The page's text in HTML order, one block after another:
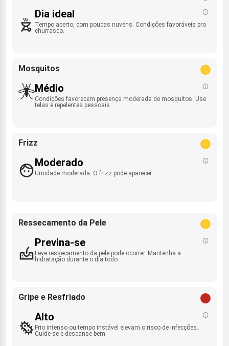
Dia ideal
Tempo aberto, com poucas nuvens. Condições favoráveis pro
churrasco.
Mosquitos
Médio
Condições favorecem presença moderada de mosquitos. Use
telas e repelentes pessoais.
Frizz
Moderado
Umidade moderada. O frizz pode aparecer.
Ressecamento da Pele
Previna-se
Leve ressecamento da pele pode ocorrer. Mantenha a
hidratação durante o dia todo.
Gripe e Resfriado
Alto
Frio intenso ou tempo instável elevam o risco de infecções.
Cuide-se e descanse bem.